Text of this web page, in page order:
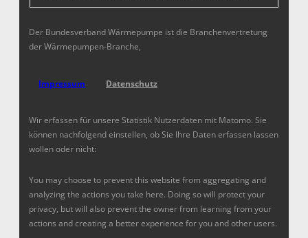
Der Bundesverband Wärmepumpe ist die Branchenvertretung
der Wärmepumpen-Branche,
Impressum Datenschutz
Wir erfassen für unsere Statistik Nutzerdaten mit Matomo. Sie
können nachfolgend einstellen, ob Sie Ihre Daten erfassen lassen
wollen oder nicht:
You may choose to prevent this website from aggregating and
analyzing the actions you take here. Doing so will protect your
privacy, but will also prevent the owner from learning from your
actions and creating a better experience for you and other users.